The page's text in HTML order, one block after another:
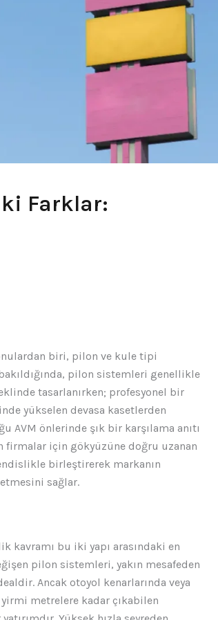
Farklar:
biri, pilon ve kule tipi
pilon sistemleri genellikle
tasarlanırken; profesyonel bir
yükselen devasa kasetlerden
AVM önlerinde şık bir karşılama anıtı
firmalar için gökyüzüne doğru uzanan
birleştirerek markanın
sağlar.
kavramı bu iki yapı arasındaki en
pilon sistemleri, yakın mesafeden
Ancak otoyol kenarlarında veya
metrelere kadar çıkabilen